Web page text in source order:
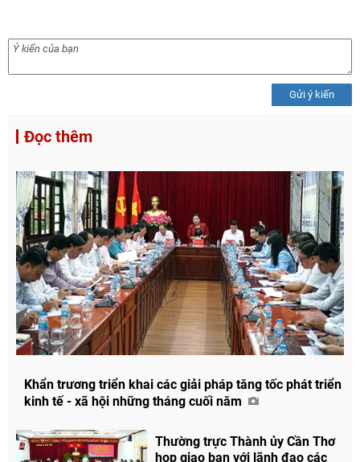
Gửi ý kiến
Đọc thêm
Khẩn trương triển khai các giải pháp tăng tốc phát triển
kinh tế - xã hội những tháng cuối năm
Thường trực Thành ủy Cần Thơ
họp giao ban với lãnh đạo các